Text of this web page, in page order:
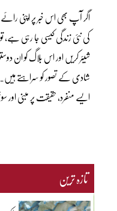
اگر آپ بھی اس خبر پر اپنی
کی نئی زندگی کیسی جا رہی
شیئر کریں اور اس بلاگ کو ان
شادی کے تصور کو سراہتے
ایسے منفرد، حقیقت پر مبنی
تازہ ترین